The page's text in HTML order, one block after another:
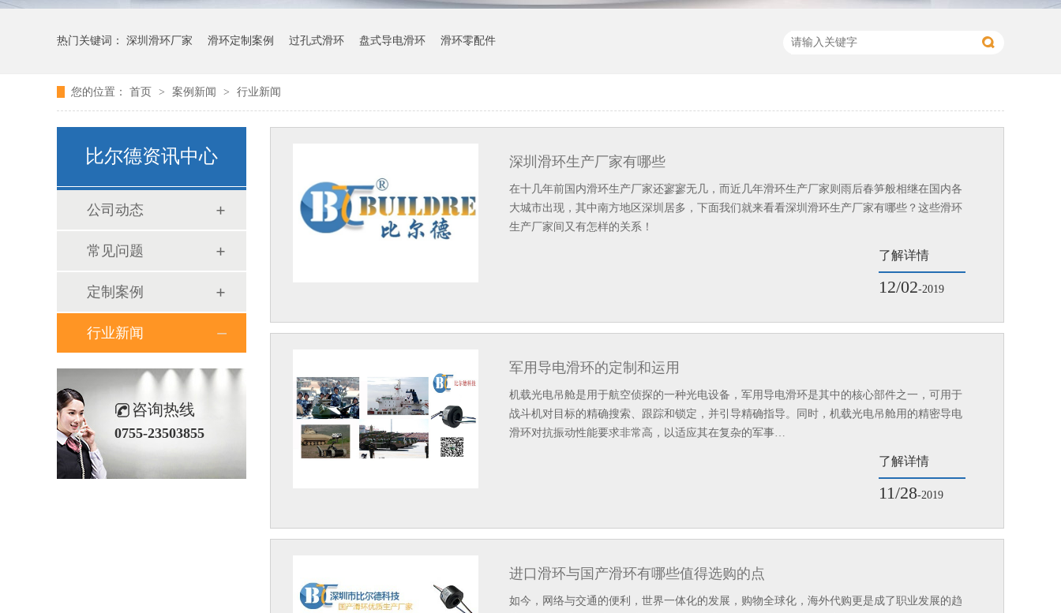
热门关键词： 深圳滑环厂家 滑环定制案例 过孔式滑环 盘式导电滑环 滑环零配件
您的位置： 首页 > 案例新闻 > 行业新闻
比尔德资讯中心
公司动态
常见问题
定制案例
行业新闻
咨询热线
0755-23503855
深圳滑环生产厂家有哪些
在十几年前国内滑环生产厂家还寥寥无几，而近几年滑环生产厂家则雨后春笋般相继在国内各
大城市出现，其中南方地区深圳居多，下面我们就来看看深圳滑环生产厂家有哪些？这些滑环
生产厂家间又有怎样的关系！
了解详情
12/02-2019
军用导电滑环的定制和运用
机载光电吊舱是用于航空侦探的一种光电设备，军用导电滑环是其中的核心部件之一，可用于
战斗机对目标的精确搜索、跟踪和锁定，并引导精确指导。同时，机载光电吊舱用的精密导电
滑环对抗振动性能要求非常高，以适应其在复杂的军事…
了解详情
11/28-2019
进口滑环与国产滑环有哪些值得选购的点
如今，网络与交通的便利，世界一体化的发展，购物全球化，海外代购更是成了职业发展的趋